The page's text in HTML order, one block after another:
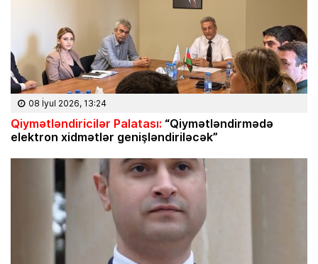
08 İyul 2026, 13:24
Qiymətləndiricilər Palatası: “Qiymətləndirmədə
elektron xidmətlər genişləndiriləcək”